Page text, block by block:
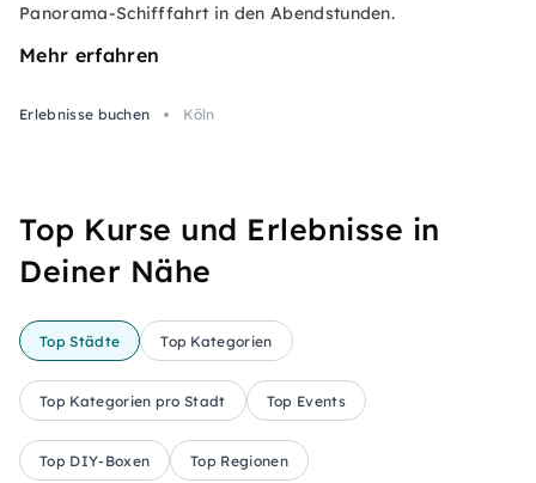
Panorama-Schifffahrt in den Abendstunden.
Mehr erfahren
Erlebnisse buchen Köln
Top Kurse und Erlebnisse in
Deiner Nähe
Top Städte Top Kategorien
Top Kategorien pro Stadt Top Events
Top DIY-Boxen Top Regionen